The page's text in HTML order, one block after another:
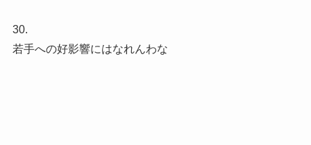
30.
若手への好影響にはなれんわな